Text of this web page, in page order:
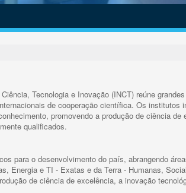
Tecnologia e Inovação (INCT) reúne
de cooperação científica. Os institutos
promovendo a produção de ciência
qualificados.
para o desenvolvimento do país, abrangendo
Energia e TI - Exatas e da Terra - Humanas,
de ciência de excelência, a inovação